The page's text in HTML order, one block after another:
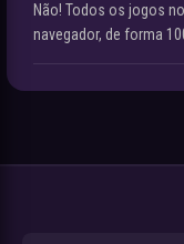
Não! Todos os jogos
navegador, de forma